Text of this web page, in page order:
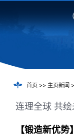
首页>> 主页新闻
连理全球 共
【锻造新优